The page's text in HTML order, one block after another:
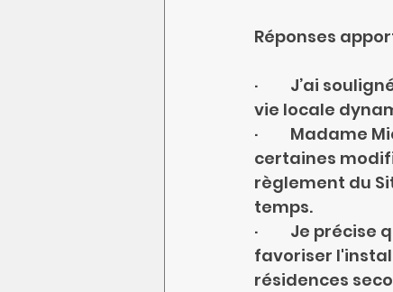
Réponses
·         J’ai
vie locale
·
certaines
règlement du
temps.
·         Je
favoriser
résidences